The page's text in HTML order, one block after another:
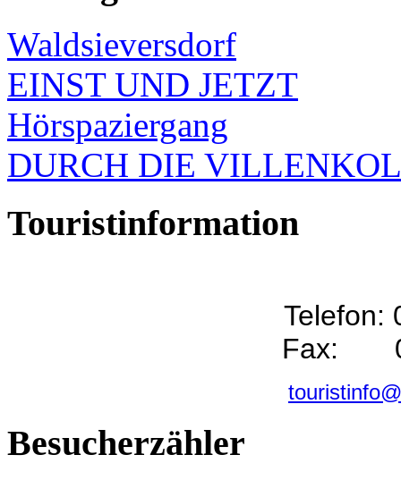
Waldsieversdorf
EINST UND JETZT
Hörspaziergang
DURCH DIE
Touristinformation
Telefon:
Fax:
Besucherzähler